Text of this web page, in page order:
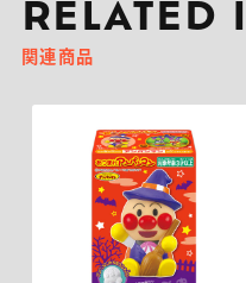
RELATED
関連商品